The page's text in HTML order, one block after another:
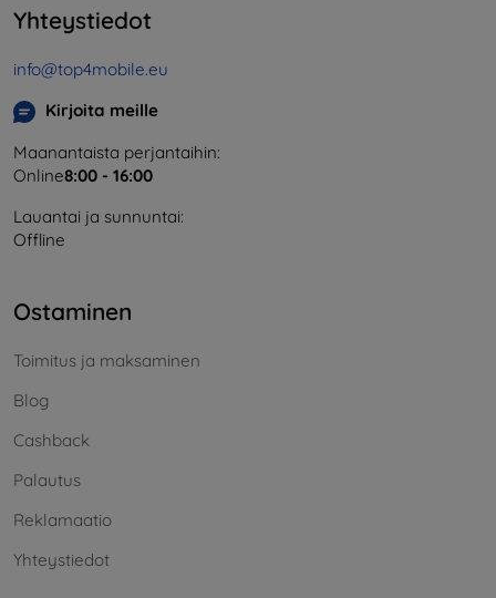
Yhteystiedot
info@top4mobile.eu
Kirjoita meille
Maanantaista perjantaihin:
Online8:00 - 16:00
Lauantai ja sunnuntai:
Offline
Ostaminen
Toimitus ja maksaminen
Blog
Cashback
Palautus
Reklamaatio
Yhteystiedot